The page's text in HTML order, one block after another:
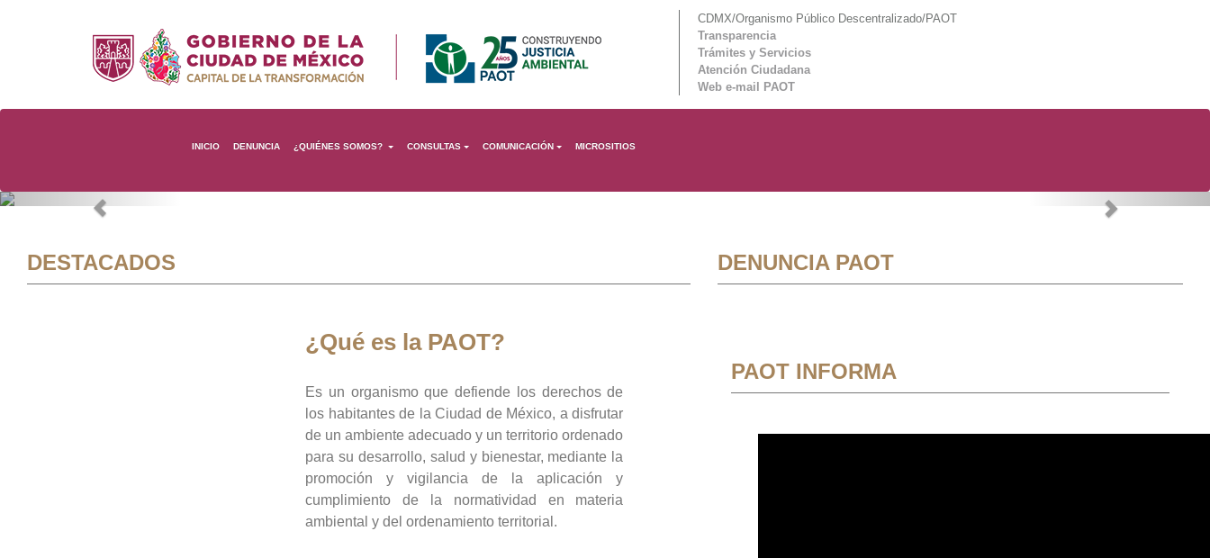
CDMX/Organismo Público Descentralizado/PAOT
Transparencia
Trámites y Servicios
Atención Ciudadana
Web e-mail PAOT
INICIO DENUNCIA ¿QUIÉNES SOMOS? CONSULTAS COMUNICACIÓN MICROSITIOS
Previous Next
DESTACADOS
¿Qué es la PAOT?
Es un organismo que defiende los derechos de
los habitantes de la Ciudad de México, a disfrutar
de un ambiente adecuado y un territorio ordenado
para su desarrollo, salud y bienestar, mediante la
promoción y vigilancia de la aplicación y
cumplimiento de la normatividad en materia
ambiental y del ordenamiento territorial.
DENUNCIA PAOT
PAOT INFORMA